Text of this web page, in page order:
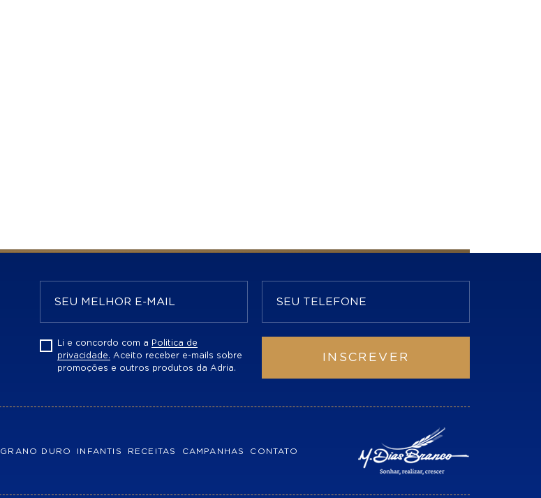
Li e concordo com a Politica de
privacidade. Aceito receber e-mails sobre
promoções e outros produtos da Adria.
INSCREVER
GRANO DURO INFANTIS RECEITAS CAMPANHAS CONTATO